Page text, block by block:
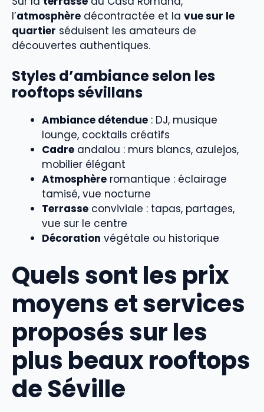
l’atmosphère décontractée et la vue sur le
quartier séduisent les amateurs de
découvertes authentiques.
Styles d’ambiance selon les
rooftops sévillans
Ambiance détendue : DJ, musique
lounge, cocktails créatifs
Cadre andalou : murs blancs, azulejos,
mobilier élégant
Atmosphère romantique : éclairage
tamisé, vue nocturne
Terrasse conviviale : tapas, partages,
vue sur le centre
Décoration végétale ou historique
Quels sont les prix
moyens et services
proposés sur les
plus beaux rooftops
de Séville